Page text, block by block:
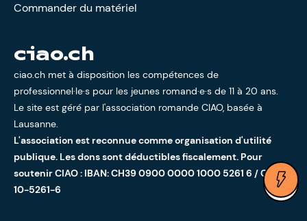
Commander du matériel
ciao.ch
ciao.ch met à disposition les compétences de
professionnel·le·s pour les jeunes romand·e·s de 11 à 20 ans.
Le site est géré par l'association romande CIAO, basée à
Lausanne.
L'association est reconnue comme organisation d'utilité
publique. Les dons sont déductibles fiscalement. Pour
soutenir CIAO : IBAN: CH39 0900 0000 1000 5261 6 / CCP:
10-5261-6